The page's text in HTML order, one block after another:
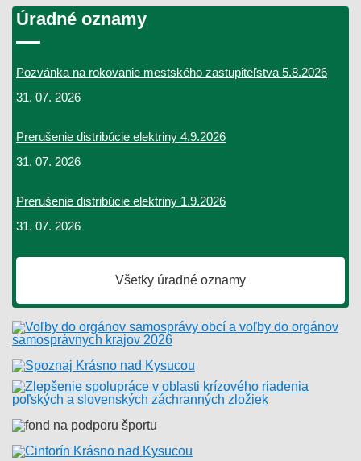
Úradné oznamy
Pozvánka na rokovanie mestského zastupiteľstva 5.8.2026
31. 07. 2026
Prerušenie distribúcie elektriny 4.9.2026
31. 07. 2026
Prerušenie distribúcie elektriny 1.9.2026
31. 07. 2026
Všetky úradné oznamy